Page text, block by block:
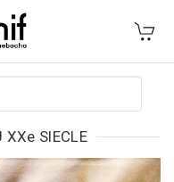
XXe SIECLE